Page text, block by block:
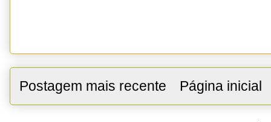
Postagem mais recente Página inicial